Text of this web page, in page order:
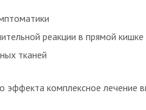
реакции в прямой кишке
тканей
эффекта комплексное лечение